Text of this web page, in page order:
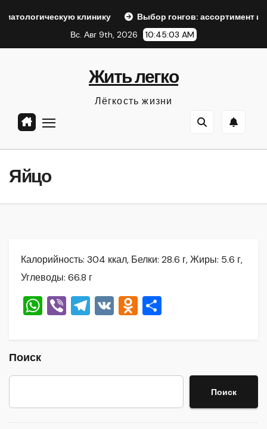
клинику
Выбор гонгов: ассортимент и
Вс. Авг 9th, 2026
10:45:04 AM
Жить легко
Лёгкость жизни
Яйцо
Калорийность: 304 ккал, Белки: 28.6 г, Жиры: 5.6 г,
Углеводы: 66.8 г
W
A
p
Vi T
a
m
V O
kl
a
в
и
Поиск
Поиск